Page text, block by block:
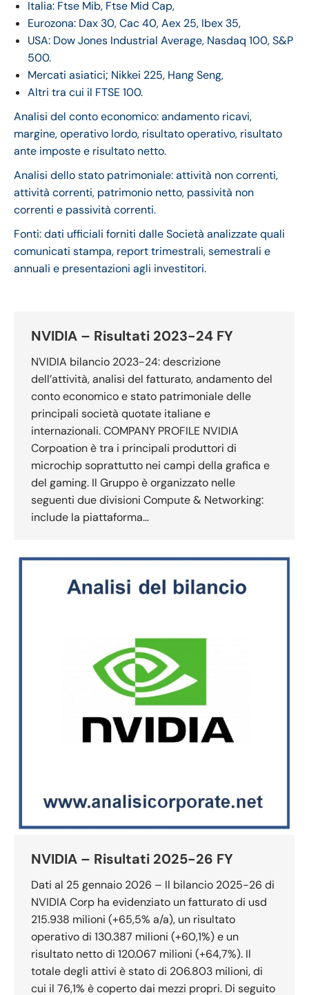
Italia: Ftse Mib, Ftse Mid Cap,
Eurozona: Dax 30, Cac 40, Aex 25, Ibex 35,
USA: Dow Jones Industrial Average, Nasdaq 100, S&P
500.
Mercati asiatici; Nikkei 225, Hang Seng,
Altri tra cui il FTSE 100.
Analisi del conto economico: andamento ricavi,
margine, operativo lordo, risultato operativo, risultato
ante imposte e risultato netto.
Analisi dello stato patrimoniale: attività non correnti,
attività correnti, patrimonio netto, passività non
correnti e passività correnti.
Fonti: dati ufficiali forniti dalle Società analizzate quali
comunicati stampa, report trimestrali, semestrali e
annuali e presentazioni agli investitori.
NVIDIA – Risultati 2023-24 FY
NVIDIA bilancio 2023-24: descrizione
dell’attività, analisi del fatturato, andamento del
conto economico e stato patrimoniale delle
principali società quotate italiane e
internazionali. COMPANY PROFILE NVIDIA
Corpoation è tra i principali produttori di
microchip soprattutto nei campi della grafica e
del gaming. Il Gruppo è organizzato nelle
seguenti due divisioni Compute & Networking:
include la piattaforma…
NVIDIA – Risultati 2025-26 FY
Dati al 25 gennaio 2026 – Il bilancio 2025-26 di
NVIDIA Corp ha evidenziato un fatturato di usd
215.938 milioni (+65,5% a/a), un risultato
operativo di 130.387 milioni (+60,1%) e un
risultato netto di 120.067 milioni (+64,7%). Il
totale degli attivi è stato di 206.803 milioni, di
cui il 76,1% è coperto dai mezzi propri. Di seguito